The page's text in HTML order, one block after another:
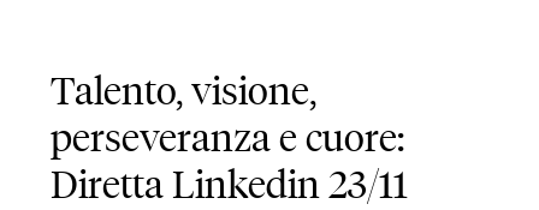
Talento, visione,
perseveranza e cuore:
Diretta Linkedin 23/11